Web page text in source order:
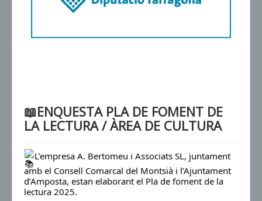
📖ENQUESTA PLA DE FOMENT DE
LA LECTURA / ÀREA DE CULTURA
L’empresa A. Bertomeu i Associats SL, juntament
amb el Consell Comarcal del Montsià i l’Ajuntament
d’Amposta, estan elaborant el Pla de foment de la
lectura 2025.